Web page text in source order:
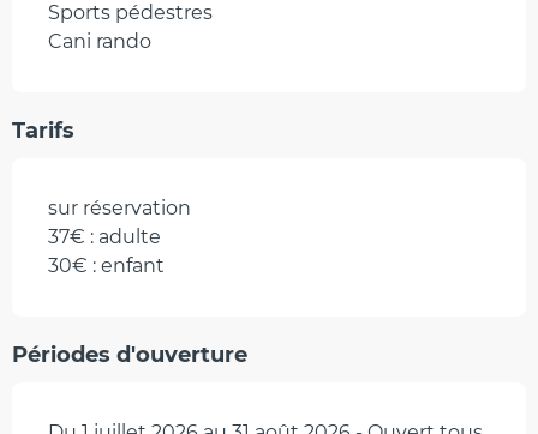
Sports pédestres
Cani rando
Tarifs
sur réservation
37€ : adulte
30€ : enfant
Périodes d'ouverture